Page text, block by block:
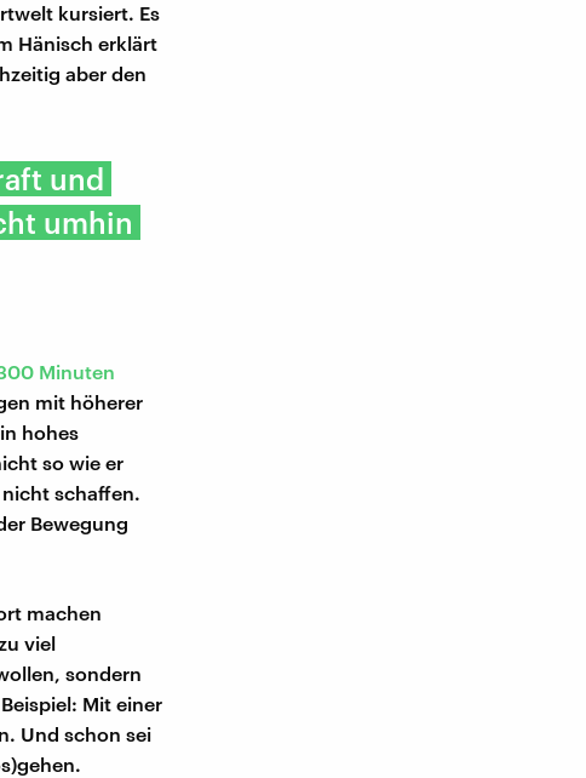
kursiert. Es
Hänisch erklärt
aber den
und
umhin
Minuten
mit höherer
hohes
so wie er
schaffen.
Bewegung
machen
viel
sondern
Mit einer
Und schon sei